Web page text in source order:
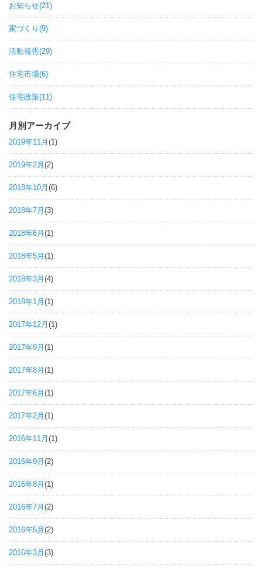
お知らせ(21)
家づくり(9)
活動報告(29)
住宅市場(6)
住宅政策(11)
月別アーカイブ
2019年11月 (1)
2019年2月 (2)
2018年10月 (6)
2018年7月 (3)
2018年6月 (1)
2018年5月 (1)
2018年3月 (4)
2018年1月 (1)
2017年12月 (1)
2017年9月 (1)
2017年8月 (1)
2017年6月 (1)
2017年2月 (1)
2016年11月 (1)
2016年9月 (2)
2016年8月 (1)
2016年7月 (2)
2016年5月 (2)
2016年3月 (3)